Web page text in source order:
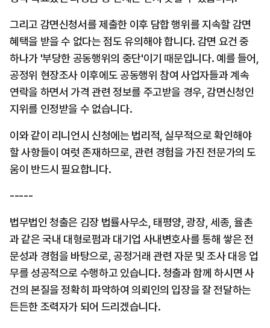
그리고 감면신청서를 제출한 이후 담합 행위를 지속할 감면
혜택을 받을 수 없다는 점도 유의해야 합니다. 감면 요건 중
하나가 '부당한 공동행위의 중단'이기 때문입니다. 예를 들어,
공정위 현장조사 이후에도 공동행위 참여 사업자들과 계속
연락을 하면서 가격 관련 정보를 주고받을 경우, 감면신청인
지위를 인정받을 수 없습니다.
이와 같이 리니언시 신청에는 법리적, 실무적으로 확인해야
할 사항들이 여럿 존재하므로, 관련 경험을 가진 전문가의 도
움이 반드시 필요합니다.
-----
법무법인 청출은 김장 법률사무소, 태평양, 광장, 세종, 율촌
과 같은 국내 대형로펌과 대기업 사내변호사를 통해 쌓은 전
문성과 경험을 바탕으로, 공정거래 관련 자문 및 조사 대응 업
무를 성공적으로 수행하고 있습니다. 청출과 함께 하시면 사
건의 본질을 정확히 파악하여 의뢰인의 입장을 잘 전달하는
든든한 조력자가 되어 드리겠습니다.